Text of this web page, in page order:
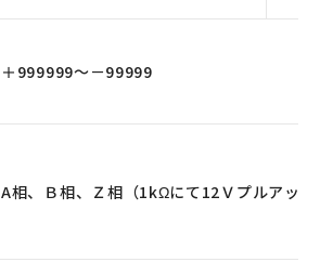
＋999999〜－99999
A相、Ｂ相、Ｚ相（1kΩにて12Ｖプルアップ